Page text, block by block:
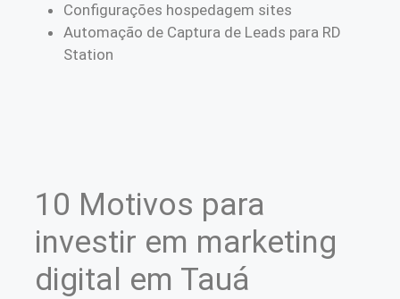
Configurações hospedagem sites
Automação de Captura de Leads para RD
Station
10 Motivos para
investir em marketing
digital em Tauá